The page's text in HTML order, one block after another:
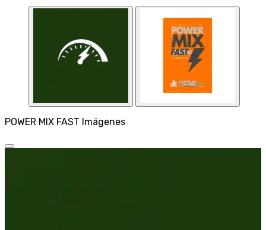
POWER MIX FAST Imágenes